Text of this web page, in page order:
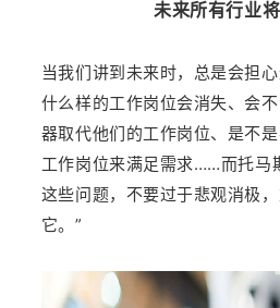
未来所有行业
当我们讲到未来时，总是会担
什么样的工作岗位会消失、会
器取代他们的工作岗位、是不
工作岗位来满足需求……而托马
这些问题，不要过于悲观消极
它。”